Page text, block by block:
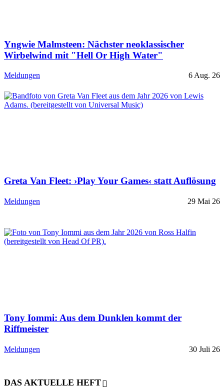
Yngwie Malmsteen: Nächster neoklassischer
Wirbelwind mit "Hell Or High Water"
Meldungen 6 Aug. 26
Greta Van Fleet: ›Play Your Games‹ statt Auflösung
Meldungen 29 Mai 26
Tony Iommi: Aus dem Dunklen kommt der
Riffmeister
Meldungen 30 Juli 26
DAS AKTUELLE HEFT